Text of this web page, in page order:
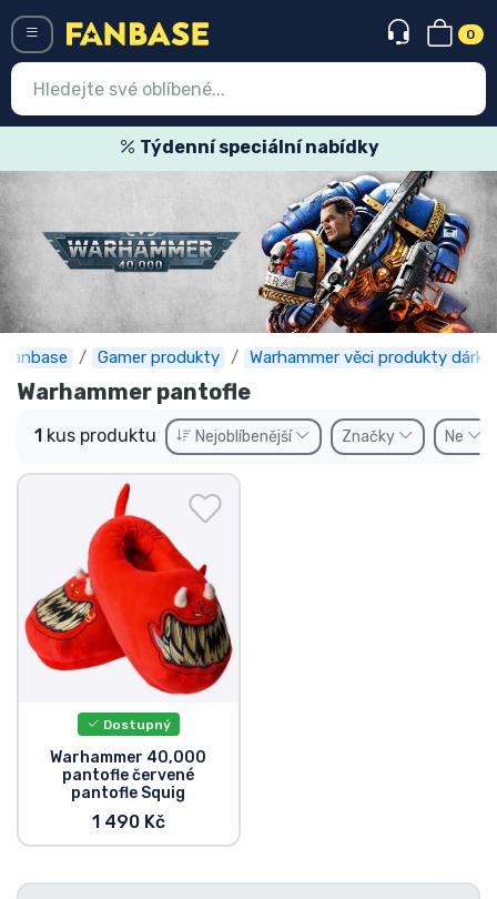
0
Týdenní speciální nabídky
Fanbase Gamer produkty Warhammer věci produkty dárky
Warhammer pantofle
1 kus produktu Nejoblíbenější Značky Ne
Dostupný
Warhammer 40,000
pantofle červené
pantofle Squig
1 490 Kč
Registrace
Nejnovější věci
Speciální nabídky
Expresní doručení
Předobjednat
Outlet produkty
Doprava a platba
Seriálové věci
Filmové věci
Úžasné věci
Anime věci
Hráčské věci
Sportovní věci